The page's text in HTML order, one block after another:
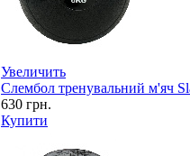
Увеличить
Слембол тренувальний м'яч
630 грн.
Купити